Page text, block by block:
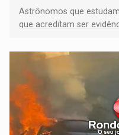
Astrônomos que
que acreditam ser
órbita